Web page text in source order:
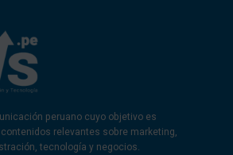
peruano cuyo objetivo es
relevantes sobre marketing,
tecnología y negocios.